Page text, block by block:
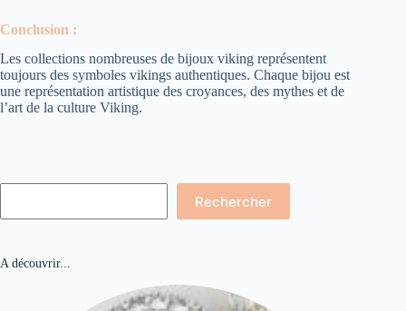
Conclusion :
Les collections nombreuses de bijoux viking représentent
toujours des symboles vikings authentiques. Chaque bijou est
une représentation artistique des croyances, des mythes et de
l’art de la culture Viking.
Rechercher
A découvrir...